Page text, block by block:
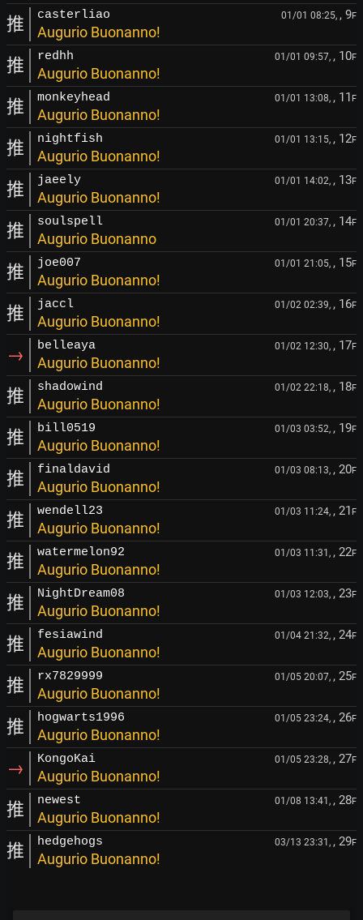
推 casterliao 01/01 08:25, , 9F
Augurio Buonanno!
推 redhh 01/01 09:57, , 10F
Augurio Buonanno!
推 monkeyhead 01/01 13:08, , 11 F
Augurio Buonanno!
推 nightfish 01/01 13:15, , 12F
Augurio Buonanno!
推 jaeely 01/01 14:02, , 13F
Augurio Buonanno!
推 soulspell 01/01 20:37, , 14F
Augurio Buonanno
推 joe007 01/01 21:05, , 15F
Augurio Buonanno!
推 jaccl 01/02 02:39, , 16F
Augurio Buonanno!
→ belleaya 01/02 12:30, , 17F
Augurio Buonanno!
推 shadowind 01/02 22:18, , 18F
Augurio Buonanno!
推 bill0519 01/03 03:52, , 19F
Augurio Buonanno!
推 finaldavid 01/03 08:13, , 20F
Augurio Buonanno!
推 wendell23 01/03 11:24, , 21 F
Augurio Buonanno!
推 watermelon92 01/03 11:31, , 22F
Augurio Buonanno!
推 NightDream08 01/03 12:03, , 23F
Augurio Buonanno!
推 fesiawind 01/04 21:32, , 24F
Augurio Buonanno!
推 rx7829999 01/05 20:07, , 25F
Augurio Buonanno!
推 hogwarts1996 01/05 23:24, , 26F
Augurio Buonanno!
→ KongoKai 01/05 23:28, , 27F
Augurio Buonanno!
推 newest 01/08 13:41, , 28F
Augurio Buonanno!
推 hedgehogs 03/13 23:31, , 29F
Augurio Buonanno!